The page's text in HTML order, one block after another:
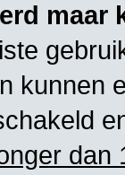
maar
kunnen
dan